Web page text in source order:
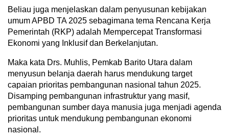
Beliau juga menjelaskan dalam penyusunan kebijakan
umum APBD TA 2025 sebagimana tema Rencana Kerja
Pemerintah (RKP) adalah Mempercepat Transformasi
Ekonomi yang Inklusif dan Berkelanjutan.
Maka kata Drs. Muhlis, Pemkab Barito Utara dalam
menyusun belanja daerah harus mendukung target
capaian prioritas pembangunan nasional tahun 2025.
Disamping pembangunan infrastruktur yang masif,
pembangunan sumber daya manusia juga menjadi agenda
prioritas untuk mendukung pembangunan ekonomi
nasional.